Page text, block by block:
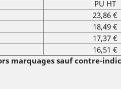
PU HT
23,86 €
18,49 €
17,37 €
16,51 €
marquages sauf contre-